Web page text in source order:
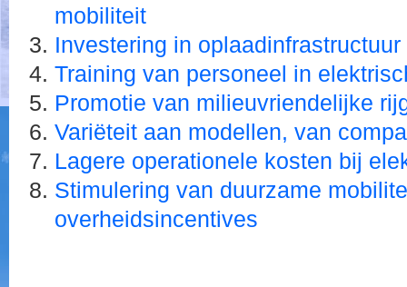
mobiliteit
Investering in
Training van personeel in
Promotie van milieuvriendelijke
Variëteit aan modellen, van
Lagere operationele kosten bij
Stimulering van duurzame
overheidsincentives